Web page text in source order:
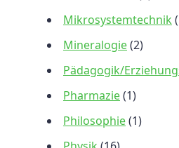
Mikrosystemtechnik
Mineralogie(2)
Pädagogik/
Pharmazie(1)
Philosophie(1)